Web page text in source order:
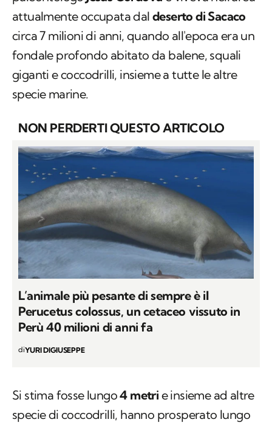
attualmente occupata dal deserto di Sacaco
circa 7 milioni di anni, quando all'epoca era un
fondale profondo abitato da balene, squali
giganti e coccodrilli, insieme a tutte le altre
specie marine.
NON PERDERTI QUESTO ARTICOLO
L’animale più pesante di sempre è il
Perucetus colossus, un cetaceo vissuto in
Perù 40 milioni di anni fa
diYURI DIGIUSEPPE
Si stima fosse lungo4 metri e insieme ad altre
specie di coccodrilli, hanno prosperato lungo